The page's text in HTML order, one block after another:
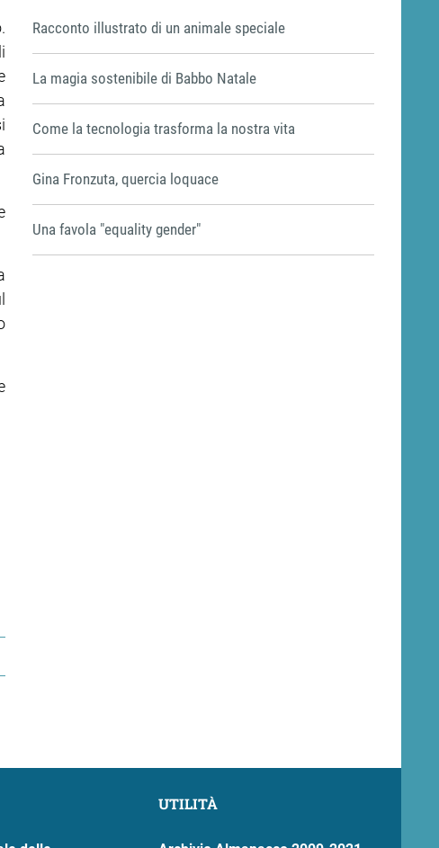
Racconto illustrato di un animale speciale
La magia sostenibile di Babbo Natale
Come la tecnologia trasforma la nostra vita
Gina Fronzuta, quercia loquace
Una favola "equality gender"
UTILITÀ